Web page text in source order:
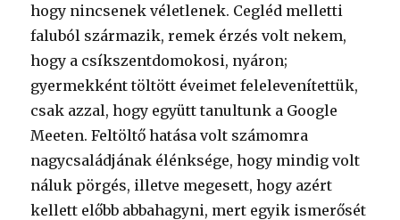
hogy nincsenek véletlenek. Cegléd melletti
faluból származik, remek érzés volt nekem,
hogy a csíkszentdomokosi, nyáron;
gyermekként töltött éveimet felelevenítettük,
csak azzal, hogy együtt tanultunk a Google
Meeten. Feltöltő hatása volt számomra
nagycsaládjának élénksége, hogy mindig volt
náluk pörgés, illetve megesett, hogy azért
kellett előbb abbahagyni, mert egyik ismerősét